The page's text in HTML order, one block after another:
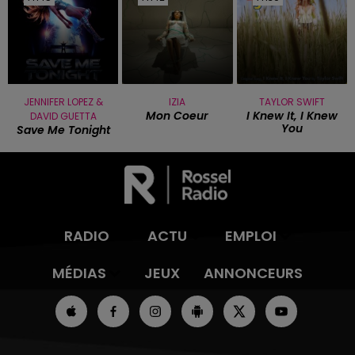
JENNIFER LOPEZ &
DAVID GUETTA
Save Me Tonight
IZIA
Mon Coeur
TAYLOR SWIFT
I Knew It, I Knew
You
RADIO ACTU
EMPLOI
MÉDIAS
JEUX ANNONCEURS